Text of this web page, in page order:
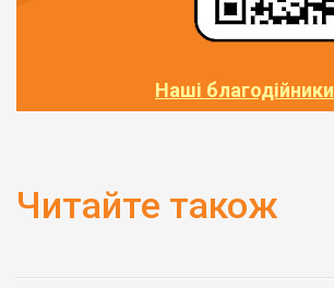
Наші благодійники
Читайте також